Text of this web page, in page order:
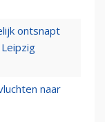
ontsnapt
naar